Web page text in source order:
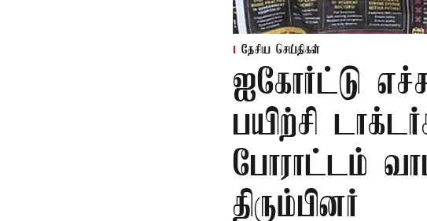
தேசிய செய்திகள்
ஐகோர்ட்டு
பயிற்சி
போராட்டம்
திரும்பினர்